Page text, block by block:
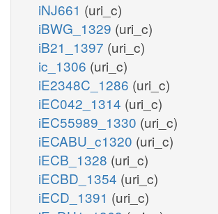
iNJ661 (uri_c)
iBWG_1329 (uri_c)
iB21_1397 (uri_c)
ic_1306 (uri_c)
iE2348C_1286 (uri_c)
iEC042_1314 (uri_c)
iEC55989_1330 (uri_c)
iECABU_c1320 (uri_c)
iECB_1328 (uri_c)
iECBD_1354 (uri_c)
iECD_1391 (uri_c)